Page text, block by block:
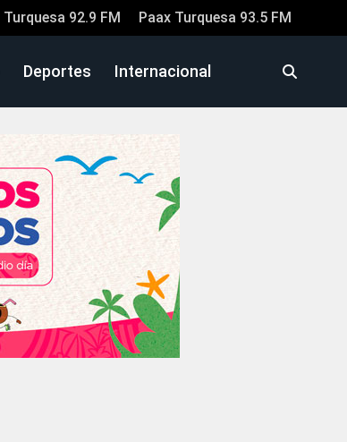
Turquesa 92.9 FM Paax Turquesa 93.5 FM
Deportes Internacional